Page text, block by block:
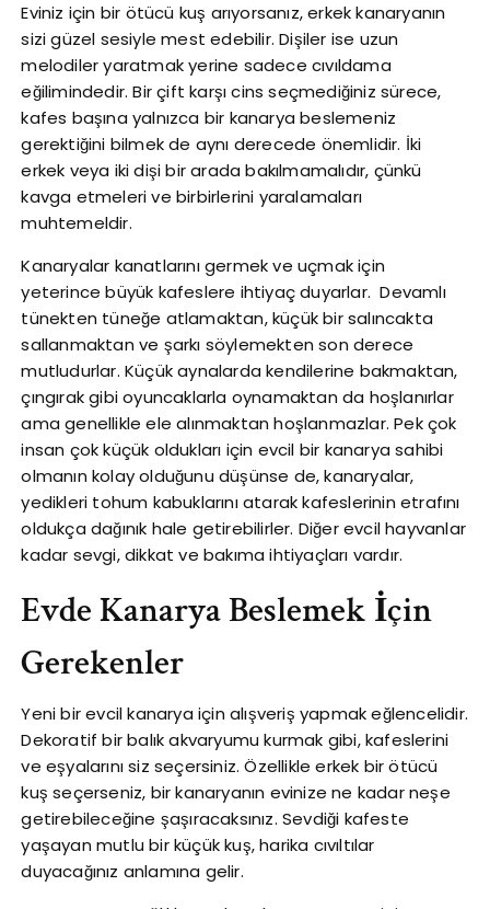
Eviniz için bir ötücü kuş arıyorsanız, erkek kanaryanın
sizi güzel sesiyle mest edebilir. Dişiler ise uzun
melodiler yaratmak yerine sadece cıvıldama
eğilimindedir. Bir çift karşı cins seçmediğiniz sürece,
kafes başına yalnızca bir kanarya beslemeniz
gerektiğini bilmek de aynı derecede önemlidir. İki
erkek veya iki dişi bir arada bakılmamalıdır, çünkü
kavga etmeleri ve birbirlerini yaralamaları
muhtemeldir.
Kanaryalar kanatlarını germek ve uçmak için
yeterince büyük kafeslere ihtiyaç duyarlar. Devamlı
tünekten tüneğe atlamaktan, küçük bir salıncakta
sallanmaktan ve şarkı söylemekten son derece
mutludurlar. Küçük aynalarda kendilerine bakmaktan,
çıngırak gibi oyuncaklarla oynamaktan da hoşlanırlar
ama genellikle ele alınmaktan hoşlanmazlar. Pek çok
insan çok küçük oldukları için evcil bir kanarya sahibi
olmanın kolay olduğunu düşünse de, kanaryalar,
yedikleri tohum kabuklarını atarak kafeslerinin etrafını
oldukça dağınık hale getirebilirler. Diğer evcil hayvanlar
kadar sevgi, dikkat ve bakıma ihtiyaçları vardır.
Evde Kanarya Beslemek İçin
Gerekenler
Yeni bir evcil kanarya için alışveriş yapmak eğlencelidir.
Dekoratif bir balık akvaryumu kurmak gibi, kafeslerini
ve eşyalarını siz seçersiniz. Özellikle erkek bir ötücü
kuş seçerseniz, bir kanaryanın evinize ne kadar neşe
getirebileceğine şaşıracaksınız. Sevdiği kafeste
yaşayan mutlu bir küçük kuş, harika cıvıltılar
duyacağınız anlamına gelir.